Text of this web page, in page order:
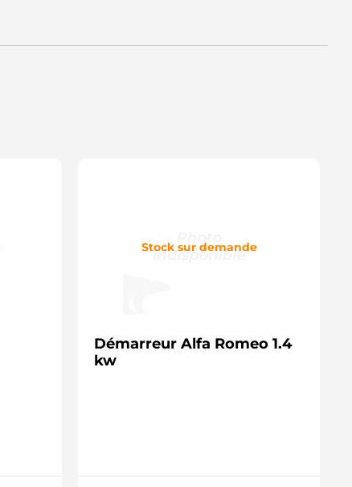
Stock sur demande
Démarreur Alfa Romeo 1.4
kw